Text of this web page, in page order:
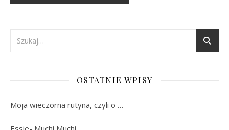
OSTATNIE WPISY
Moja wieczorna rutyna, czyli o …